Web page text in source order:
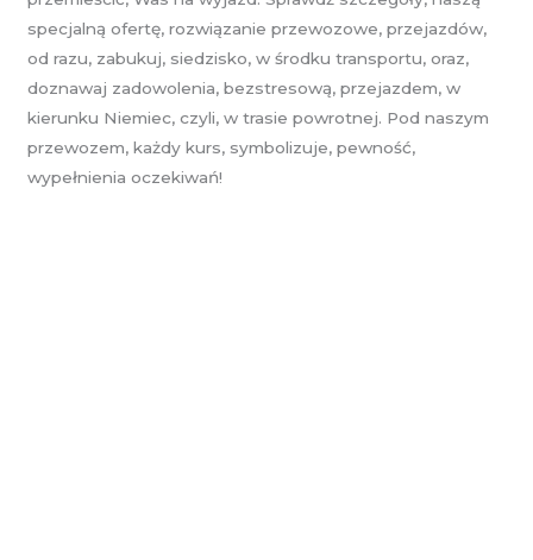
specjalną ofertę, rozwiązanie przewozowe, przejazdów,
od razu, zabukuj, siedzisko, w środku transportu, oraz,
doznawaj zadowolenia, bezstresową, przejazdem, w
kierunku Niemiec, czyli, w trasie powrotnej. Pod naszym
przewozem, każdy kurs, symbolizuje, pewność,
wypełnienia oczekiwań!